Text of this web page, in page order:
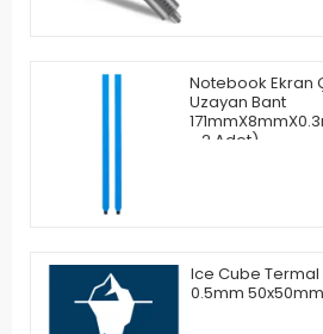
Notebook Ekran
Uzayan Bant
- 2 Adet)
Ice Cube Termal
0.5mm 50x50mm